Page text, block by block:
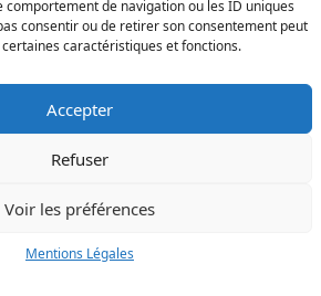
comportement de navigation ou les ID uniques
consentir ou de retirer son consentement peut
caractéristiques et fonctions.
Accepter
Refuser
Voir les préférences
Mentions Légales
PanneauPocket Recherche
Val de Saône :